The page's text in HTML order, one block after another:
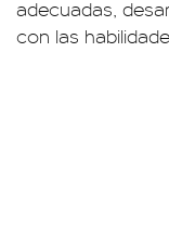
adecuadas,
con las